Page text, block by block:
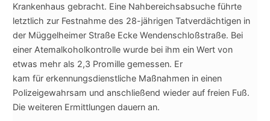
Krankenhaus gebracht. Eine Nahbereichsabsuche führte
letztlich zur Festnahme des 28-jährigen Tatverdächtigen in
der Müggelheimer Straße Ecke Wendenschloßstraße. Bei
einer Atemalkoholkontrolle wurde bei ihm ein Wert von
etwas mehr als 2,3 Promille gemessen. Er
kam für erkennungsdienstliche Maßnahmen in einen
Polizeigewahrsam und anschließend wieder auf freien Fuß.
Die weiteren Ermittlungen dauern an.